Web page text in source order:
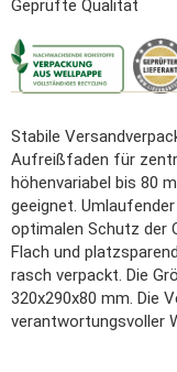
Geprüfte Qualität
Stabile
Aufreißfaden für
höhenvariabel bis 80
geeignet.
optimalen Schutz der
Flach und
rasch verpackt. Die
320x290x80 mm. Die
verantwortungsvoller